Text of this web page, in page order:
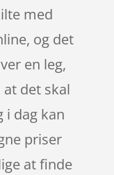
med
og det
en leg,
det skal
dag kan
priser
at finde